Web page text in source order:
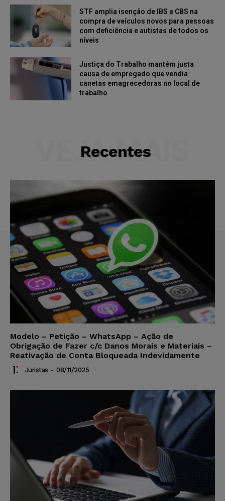
STF amplia isenção de IBS e CBS na
compra de veículos novos para pessoas
com deficiência e autistas de todos os
níveis
Justiça do Trabalho mantém justa
causa de empregado que vendia
canetas emagrecedoras no local de
trabalho
Recentes
VEJA MAIS
Modelo – Petição – WhatsApp – Ação de
Obrigação de Fazer c/c Danos Morais e Materiais –
Reativação de Conta Bloqueada Indevidamente
Juristas - 08/11/2025